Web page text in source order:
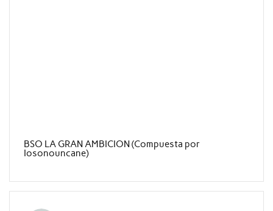
BSO LA GRAN AMBICION (Compuesta por
Iosonouncane)